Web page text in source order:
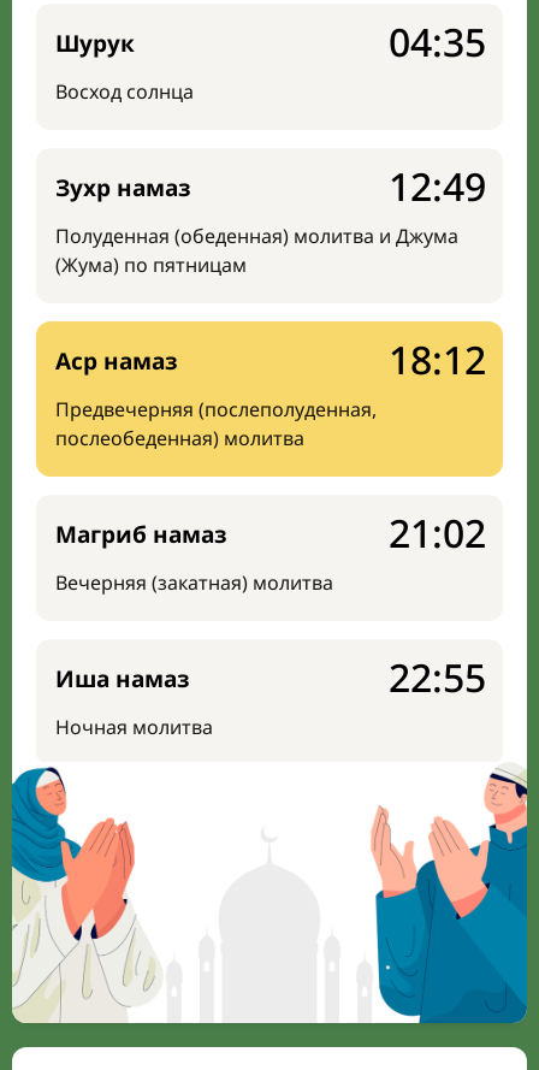
Шурук
Восход солнца
04:35
Зухр намаз
Полуденная (обеденная) молитва и Джума
(Жума) по пятницам
12:49
Аср намаз
Предвечерняя (послеполуденная,
послеобеденная) молитва
18:12
Магриб намаз
Вечерняя (закатная) молитва
21:02
Иша намаз
Ночная молитва
22:55